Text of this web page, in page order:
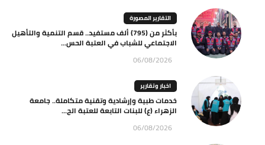
التقارير المصورة
بأكثر من (795) ألف مستفيد.. قسم التنمية والتأهيل
الاجتماعي للشباب في العتبة الحس...
06/08/2026
اخبار وتقارير
خدمات طبية وإرشادية وتقنية متكاملة.. جامعة
الزهراء (ع) للبنات التابعة للعتبة الح...
06/08/2026